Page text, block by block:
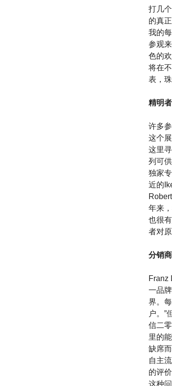
打几
的真
我的
参观
色的
将在
表，
精明者
许多
这个
这里
列可
独家
近的
年来
也很
者对
分销商
Franz
一品
界。
户。”
信二
里的
缺席
自主
的评
这种